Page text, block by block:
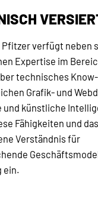
Pfitzer verfügt neben
Expertise im
technisches
Grafik- und
und künstliche
Fähigkeiten und
Verständnis für
ein.